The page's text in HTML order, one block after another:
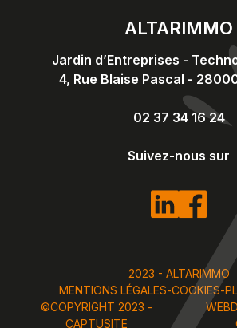
ALTARIMMO
Jardin d’Entreprises -
4, Rue Blaise Pascal -
02 37 34 16 24
Suivez-nous sur
2023 - ALTARIMMO
MENTIONS LÉGALES-COOKIES-
©COPYRIGHT 2023 -
CAPTUSITE